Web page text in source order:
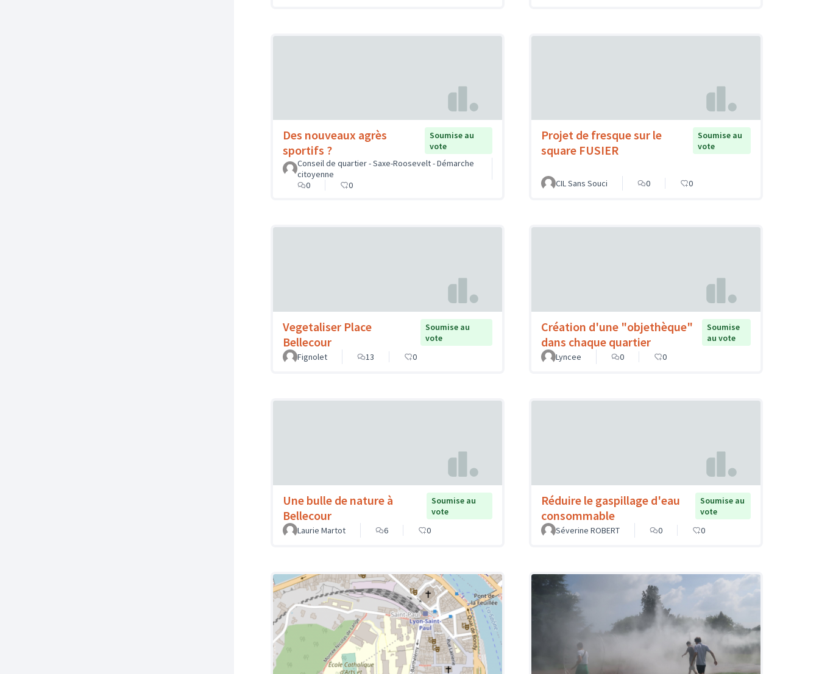
Des nouveaux agrès
sportifs ?
Soumise au
vote
Conseil de quartier - Saxe-Roosevelt - Démarche
citoyenne
0
0
Projet de fresque sur le
square FUSIER
Soumise au
vote
CIL Sans Souci 0 0
Vegetaliser Place
Bellecour
Soumise au
vote
Fignolet
13 0
Création d'une "objethèque"
dans chaque quartier
Soumise
au vote
Lyncee
0 0
Une bulle de nature à
Bellecour
Soumise au
vote
Laurie Martot
6 0
Réduire le gaspillage d'eau
consommable
Soumise au
vote
Séverine ROBERT
0 0